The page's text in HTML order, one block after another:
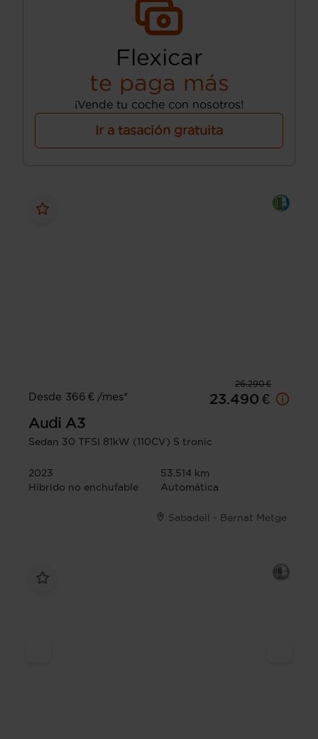
Flexicar
te paga más
¡Vende tu coche con nosotros!
Ir a tasación gratuita
26.290 €
Desde 366 € /mes*
23.490 €
Audi A3
Sedan 30 TFSI 81kW (110CV) S tronic
2023
53.514 km
Híbrido no enchufable
Automática
Sabadell - Bernat Metge